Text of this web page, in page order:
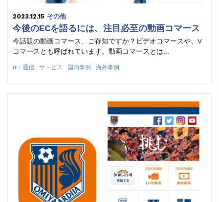
2023.12.15 その他
今後のECを語るには、注目必至の動画コマース
今話題の動画コマース、ご存知ですか？ビデオコマースや、V
コマースとも呼ばれています。動画コマースとは…
it・通信 サービス 国内事例 海外事例